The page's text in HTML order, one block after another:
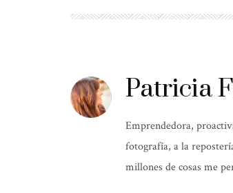
Patricia
Emprendedora,
fotografía, a la
millones de cosas me